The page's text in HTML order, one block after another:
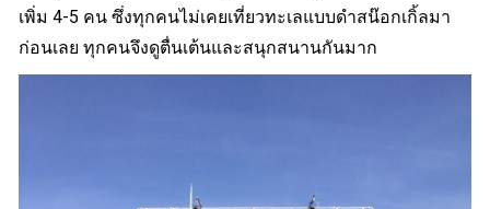
เพิ่ม 4-5 คน ซึ่งทุกคนไม่เคยเที่ยวทะเลแบบดำสน๊อกเกิ้ลมา
ก่อนเลย ทุกคนจึงดูตื่นเต้นและสนุกสนานกันมาก